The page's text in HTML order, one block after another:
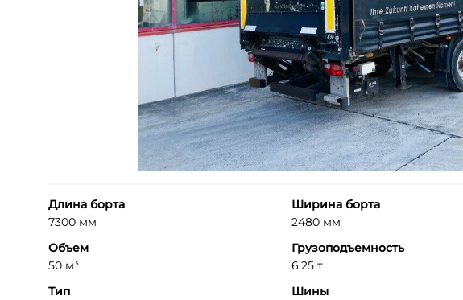
Длина борта
7300 мм
Ширина борта
2480 мм
Объем
50 м³
Грузоподъемность
6,25 т
Тип
Шины